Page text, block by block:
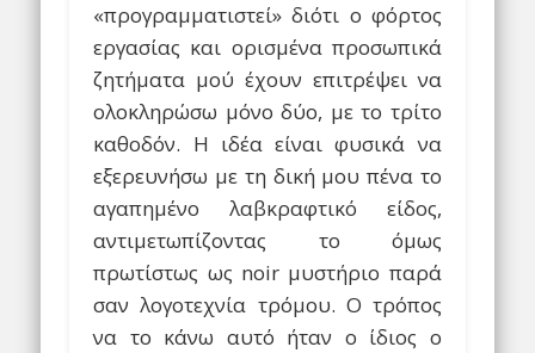
«προγραμματιστεί» διότι ο φόρτος
εργασίας και ορισμένα προσωπικά
ζητήματα μού έχουν επιτρέψει να
ολοκληρώσω μόνο δύο, με το τρίτο
καθοδόν. Η ιδέα είναι φυσικά να
εξερευνήσω με τη δική μου πένα το
αγαπημένο λαβκραφτικό είδος,
αντιμετωπίζοντας το όμως
πρωτίστως ως noir μυστήριο παρά
σαν λογοτεχνία τρόμου. Ο τρόπος
να το κάνω αυτό ήταν ο ίδιος ο